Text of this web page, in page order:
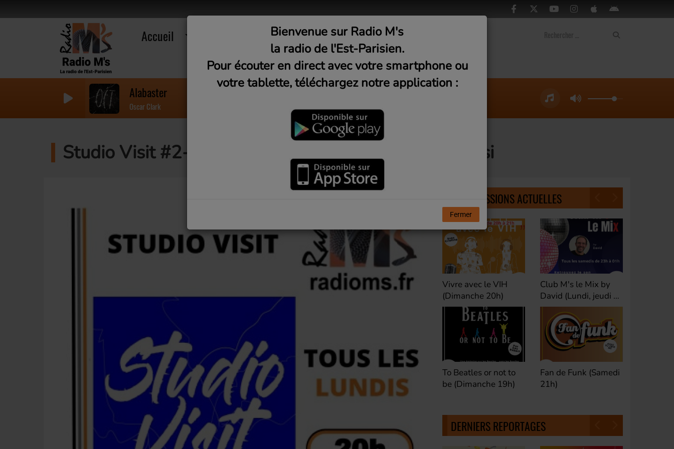
Accueil Musique Médias
Alabaster
Oscar Clark
Studio Visit #2- En mouvement avec Clément Balensi
NOS ÉMISSIONS ACTUELLES
Une heure avant la
(Dimanche 21h)
Vivre avec le VIH
(Dimanche 20h)
To Beatles or not to
be (Dimanche 19h)
Club M's le Mix by
David (Lundi, jeudi et
samedi 23h)
Fan de Funk (Samedi
21h)
DERNIERS REPORTAGES
Bienvenue sur Radio M's
la radio de l'Est-Parisien.
Pour écouter en direct avec votre smartphone ou
votre tablette, téléchargez notre application :
Fermer